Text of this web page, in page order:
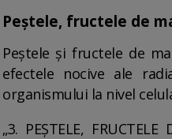
Peștele, fructele de
Peștele și fructele de
efectele nocive ale
organismului la nivel
„3. PEȘTELE,